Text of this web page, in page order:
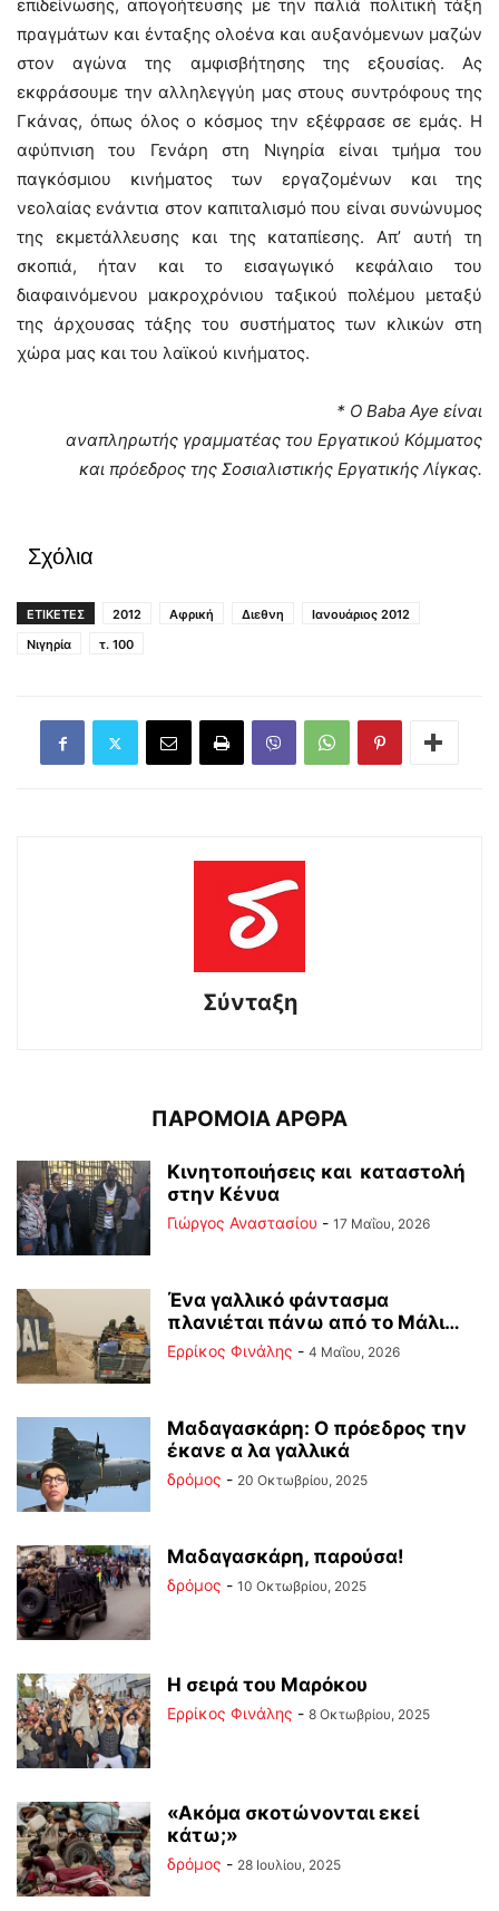
επιδείνωσης, απογοήτευσης με την παλιά πολιτική τάξη
πραγμάτων και ένταξης ολοένα και αυξανόμενων μαζών
στον αγώνα της αμφισβήτησης της εξουσίας. Ας
εκφράσουμε την αλληλεγγύη μας στους συντρόφους της
Γκάνας, όπως όλος ο κόσμος την εξέφρασε σε εμάς. Η
αφύπνιση του Γενάρη στη Νιγηρία είναι τμήμα του
παγκόσμιου κινήματος των εργαζομένων και της
νεολαίας ενάντια στον καπιταλισμό που είναι συνώνυμος
της εκμετάλλευσης και της καταπίεσης. Απ’ αυτή τη
σκοπιά, ήταν και το εισαγωγικό κεφάλαιο του
διαφαινόμενου μακροχρόνιου ταξικού πολέμου μεταξύ
της άρχουσας τάξης του συστήματος των κλικών στη
χώρα μας και του λαϊκού κινήματος.
* Ο Baba Aye είναι
αναπληρωτής γραμματέας του Εργατικού Κόμματος
και πρόεδρος της Σοσιαλιστικής Εργατικής Λίγκας.
Σχόλια
ΕΤΙΚΕΤΕΣ 2012 Αφρική Διεθνη
Ιανουάριος 2012
Νιγηρία
τ. 100
Σύνταξη
ΠΑΡΟΜΟΙΑ ΑΡΘΡΑ
Κινητοποιήσεις και καταστολή
στην Κένυα
Γιώργος Αναστασίου - 17 Μαΐου, 2026
Ένα γαλλικό φάντασμα
πλανιέται πάνω από το Μάλι…
Ερρίκος Φινάλης - 4 Μαΐου, 2026
Μαδαγασκάρη: Ο πρόεδρος την
έκανε α λα γαλλικά
δρόμος - 20 Οκτωβρίου, 2025
Μαδαγασκάρη, παρούσα!
δρόμος - 10 Οκτωβρίου, 2025
Η σειρά του Μαρόκου
Ερρίκος Φινάλης - 8 Οκτωβρίου, 2025
«Ακόμα σκοτώνονται εκεί
κάτω;»
δρόμος - 28 Ιουλίου, 2025